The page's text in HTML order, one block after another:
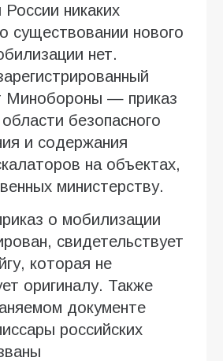
никаких
существовании нового
нет.
Минобороны — приказ
безопасного
и содержания
на объектах,
министерству.
о мобилизации
свидетельствует
которая не
оригиналу. Также
документе
российских